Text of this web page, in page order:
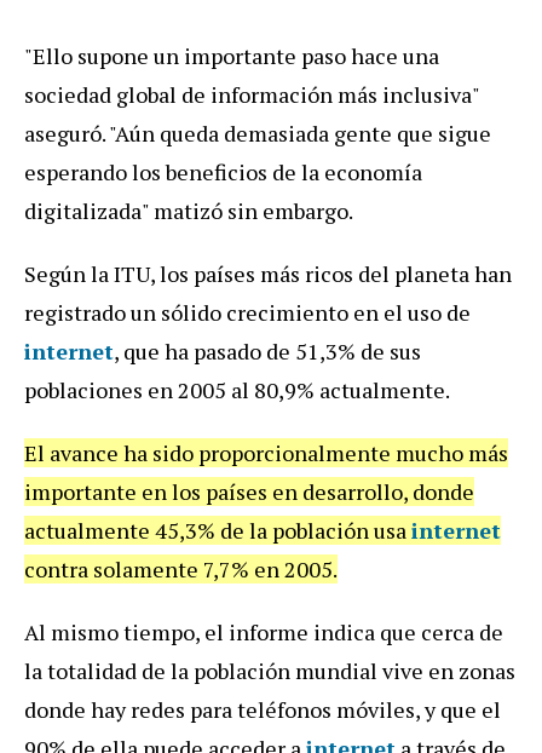
"Ello supone un importante paso hace una
sociedad global de información más inclusiva"
aseguró. "Aún queda demasiada gente que sigue
esperando los beneficios de la economía
digitalizada" matizó sin embargo.
Según la ITU, los países más ricos del planeta han
registrado un sólido crecimiento en el uso de
internet, que ha pasado de 51,3% de sus
poblaciones en 2005 al 80,9% actualmente.
El avance ha sido proporcionalmente mucho más
importante en los países en desarrollo, donde
actualmente 45,3% de la población usainternet
contra solamente 7,7% en 2005.
Al mismo tiempo, el informe indica que cerca de
la totalidad de la población mundial vive en zonas
donde hay redes para teléfonos móviles, y que el